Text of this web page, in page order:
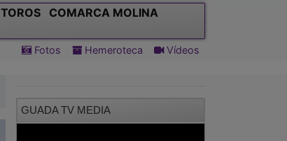
TOROS
COMARCA MOLINA
Fotos Hemeroteca Vídeos
GUADA TV MEDIA